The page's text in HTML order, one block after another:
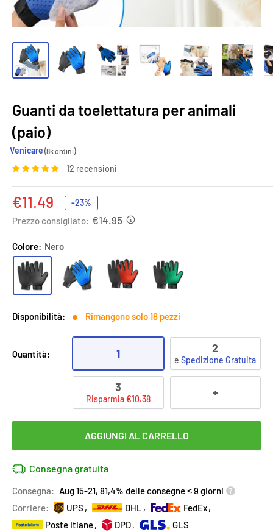
Guanti da toelettatura per animali
(paio)
Venicare (8k ordini)
12 recensioni
Prezzo
scontato
€11.49 -23%
Prezzo consigliato: €14.95
Colore: Nero
Disponibilità: Rimangono solo 18 pezzi
Quantità: 1 2
eSpedizione Gratuita
3
Risparmia €10.38 +
AGGIUNGI AL CARRELLO
Consegna gratuita
Consegna: Aug 15-21, 81,4% delle consegne ≤ 9 giorni
Corriere:
UPS DHL
FedEx
Poste Itiane
DPD GLS